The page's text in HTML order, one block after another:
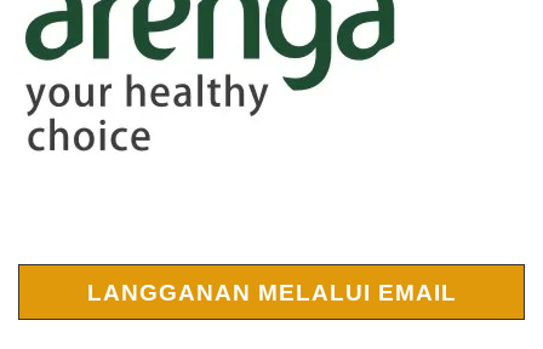
LANGGANAN MELALUI EMAIL